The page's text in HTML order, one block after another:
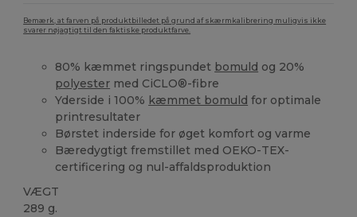
Bemærk, at farven på produktbilledet på grund af skærmkalibrering muligvis ikke
svarer nøjagtigt til den faktiske produktfarve.
80% kæmmet ringspundet bomuld og 20%
polyester med CiCLO®-fibre
Yderside i 100% kæmmet bomuld for optimale
printresultater
Børstet inderside for øget komfort og varme
Bæredygtigt fremstillet med OEKO-TEX-
certificering og nul-affaldsproduktion
VÆGT
289 g.